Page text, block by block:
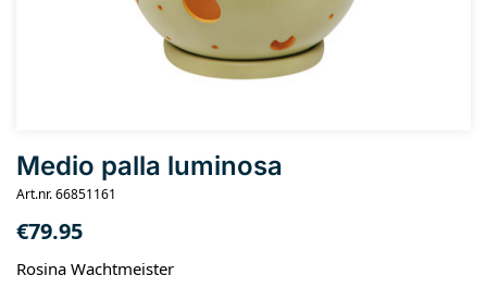
Medio palla luminosa
Art.nr. 66851161
€79.95
Rosina Wachtmeister